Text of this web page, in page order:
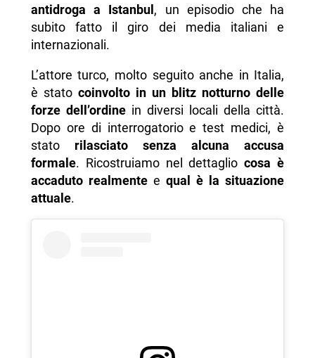
antidroga a Istanbul , un episodio che ha
subito fatto il giro dei media italiani e
internazionali.
L’attore turco, molto seguito anche in Italia,
è stato coinvolto in un blitz notturno delle
forze dell’ordinein diversi locali della città.
Dopo ore di interrogatorio e test medici, è
stato rilasciato senza alcuna accusa
formale. Ricostruiamo nel dettagliocosa è
accaduto realmenteequal è la situazione
attuale.